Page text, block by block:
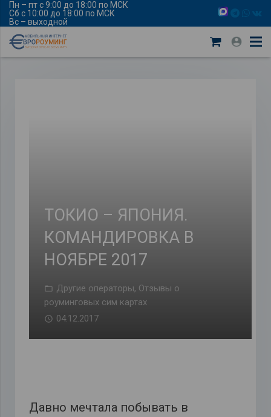
Пн – пт с 9:00 до 18:00 по МСК
Сб с 10:00 до 18:00 по МСК
Вс – выходной
ТОКИО – ЯПОНИЯ.
КОМАНДИРОВКА В
НОЯБРЕ 2017
Другие операторы, Отзывы о
роуминговых сим картах
04.12.2017
Давно мечтала побывать в